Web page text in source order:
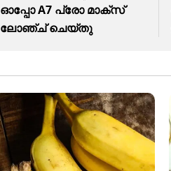
ഓപ്പോ A7 പ്രോ മാക്സ്
ലോഞ്ച് ചെയ്തു